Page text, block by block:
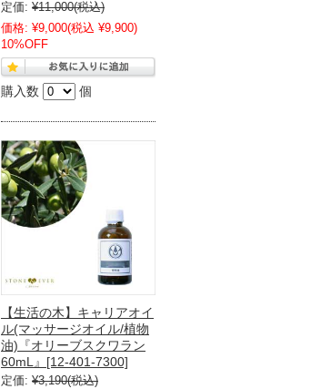
定価: ¥11,000(税込)
価格: ¥9,000(税込 ¥9,900)
10%OFF
購入数 個
【生活の木】キャリアオイ
ル(マッサージオイル/植物
油)『オリーブスクワラン
60mL』[12-401-7300]
定価: ¥3,190(税込)